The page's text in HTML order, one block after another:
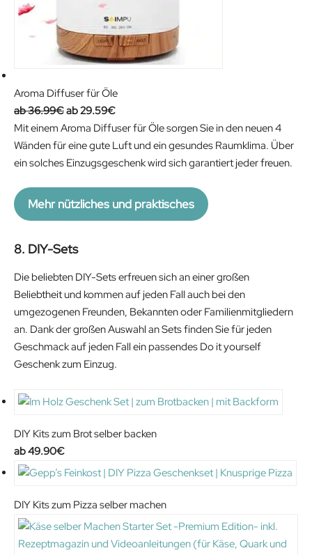
Aroma Diffuser für Öle
36.99€O
r
i
g
n
p
i
c
e
w
a
s
3
.
9
.
29.59€C
u
r
c
e
i
s
:
2
.
9
.
Mit einem Aroma Diffuser für Öle sorgen Sie in den neuen 4
Wänden für eine gute Luft und ein gesundes Raumklima. Über
ein solches Einzugsgeschenk wird sich garantiert jeder freuen.
Mehr nützliches und praktisches
8. DIY-Sets
Die beliebten DIY-Sets erfreuen sich an einer großen
Beliebtheit und kommen auf jeden Fall auch bei den
umgezogenen Freunden, Bekannten oder Familienmitgliedern
an. Dank der großen Auswahl an Sets finden Sie für jeden
Geschmack auf jeden Fall ein passendes Do it yourself
Geschenk zum Einzug.
DIY Kits zum Brot selber backen
49.90€
DIY Kits zum Pizza selber machen